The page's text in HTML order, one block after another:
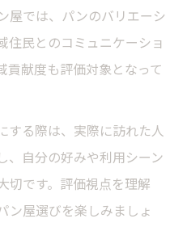
屋では、パンのバリエーシ
住民とのコミュニケーショ
貢献度も評価対象となって
する際は、実際に訪れた人
、自分の好みや利用シーン
切です。評価視点を理解
ン屋選びを楽しみましょ